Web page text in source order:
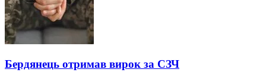
Бердянець отримав вирок за СЗЧ